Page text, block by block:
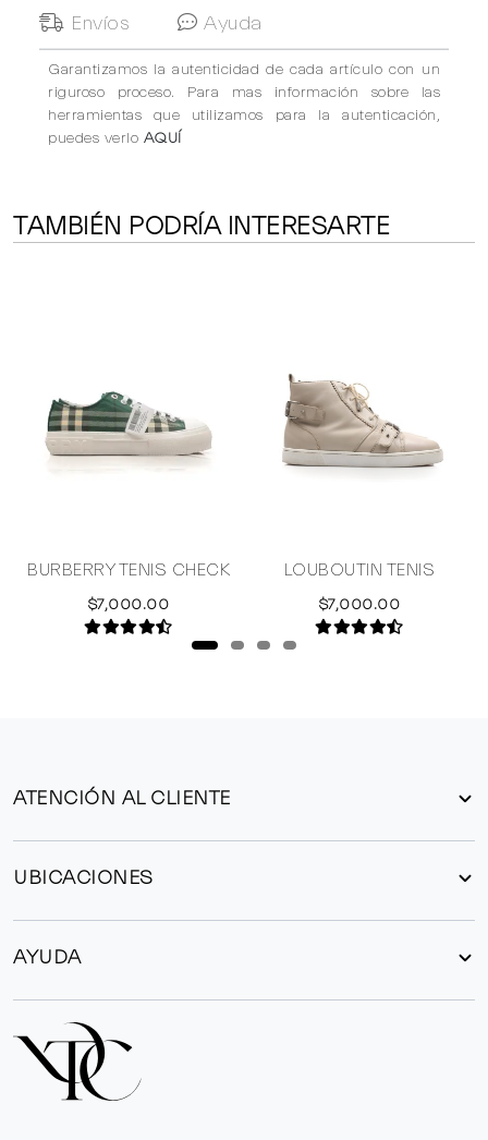
Envíos
Ayuda
Garantizamos la autenticidad de cada artículo con un
riguroso proceso. Para mas información sobre las
herramientas que utilizamos para la autenticación,
puedes verlo AQUÍ
TAMBIÉN PODRÍA INTERESARTE
BURBERRY TENIS CHECK
$7,000.00
LOUBOUTIN TENIS
$7,000.00
ATENCIÓN AL CLIENTE
UBICACIONES
AYUDA